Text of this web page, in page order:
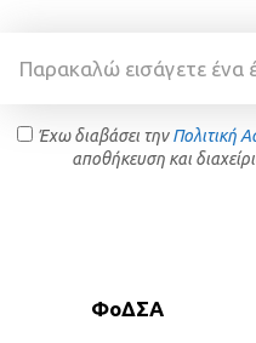
Έχω διαβάσει τηνΠολιτική
αποθήκευση και
ΦοΔΣΑ